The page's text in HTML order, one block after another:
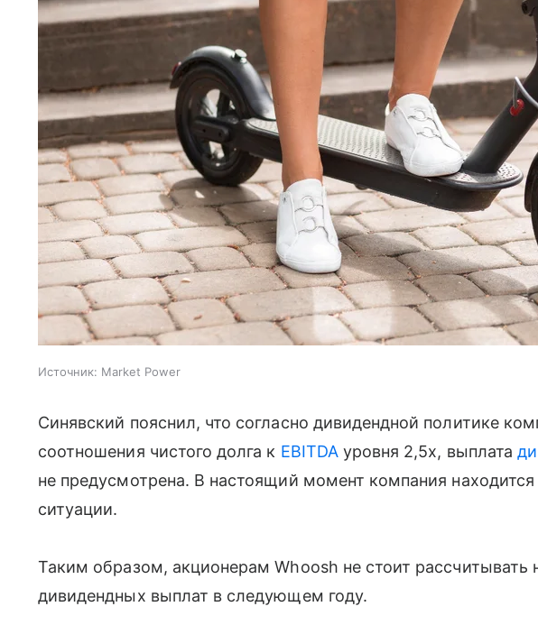
Источник: Market Power
Синявский пояснил, что согласно дивидендной политике
соотношения чистого долга к EBITDAуровня 2,5х, выплата
не предусмотрена. В настоящий момент компания
ситуации.
Таким образом, акционерам Whoosh не стоит рассчитывать
дивидендных выплат в следующем году.